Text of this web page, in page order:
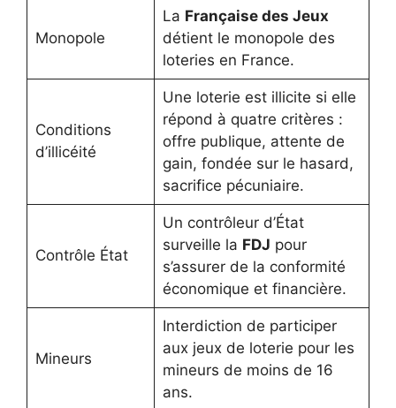
Monopole
La Française des Jeux
détient le monopole des
loteries en France.
Conditions
d’illicéité
Une loterie est illicite si elle
répond à quatre critères :
offre publique, attente de
gain, fondée sur le hasard,
sacrifice pécuniaire.
Contrôle État
Un contrôleur d’État
surveille la FDJ pour
s’assurer de la conformité
économique et financière.
Mineurs
Interdiction de participer
aux jeux de loterie pour les
mineurs de moins de 16
ans.